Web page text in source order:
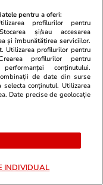
Fiul de
pentru a oferi:
profilurilor pentru
și/sau accesarea
și îmbunătățirea serviciilor.
Utilizarea profilurilor pentru
profilurilor pentru
conținutului.
de date din surse
conținutul. Utilizarea
Date precise de geolocație
INDIVIDUAL